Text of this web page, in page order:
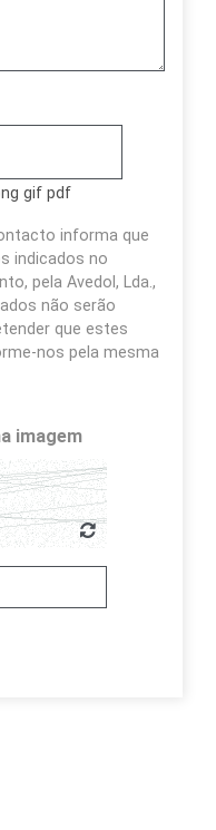
gif pdf
informa que
indicados no
pela Avedol, Lda.,
não serão
que estes
nos pela mesma
imagem